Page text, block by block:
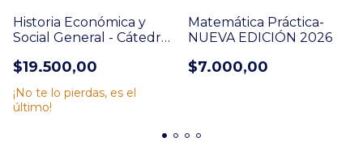
Historia Económica y
Social General - Cátedra:
Textos
$19.500,00
¡No te lo pierdas, es el
último!
Matemática Práctica-
NUEVA EDICIÓN 2026
$7.000,00